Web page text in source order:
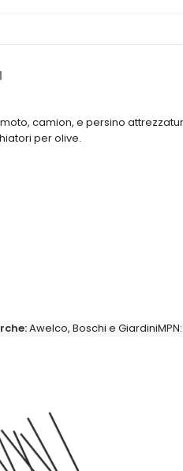
camion, e persino
per olive.
Awelco, Boschi e GiardiniMPN: